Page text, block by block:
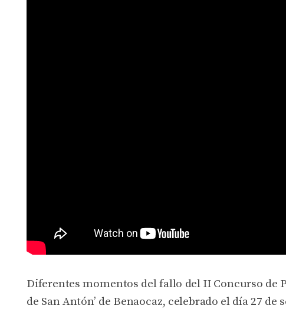
Diferentes momentos del fallo del II Concurso de
de San Antón’ de Benaocaz, celebrado el día 27 de